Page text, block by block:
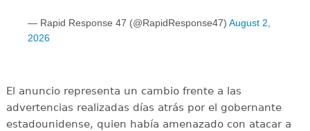
— Rapid Response 47 (@RapidResponse47) August 2,
2026
El anuncio representa un cambio frente a las
advertencias realizadas días atrás por el gobernante
estadounidense, quien había amenazado con atacar a